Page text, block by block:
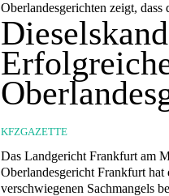
Oberlandesgerichten zeigt, dass
KFZGAZETTE
Das Landgericht Frankfurt am
Oberlandesgericht Frankfurt
verschwiegenen Sachmangels